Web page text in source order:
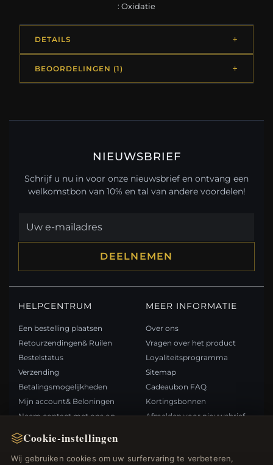
Cookie-instellingen
Wij gebruiken cookies om uw surfervaring te verbeteren,
: Oxidatie
DETAILS
BEOORDELINGEN (1)
NIEUWSBRIEF
Schrijf u nu in voor onze nieuwsbrief en ontvang een
welkomstbon van 10% en tal van andere voordelen!
DEELNEMEN
HELPCENTRUM
Een bestelling plaatsen
Retourzendingen& Ruilen
Bestelstatus
Verzending
Betalingsmogelijkheden
Mijn account& Beloningen
Neem contact met ons op
MEER INFORMATIE
Over ons
Vragen over het product
Loyaliteitsprogramma
Sitemap
Cadeaubon FAQ
Kortingsbonnen
Afmelden voor nieuwsbrief